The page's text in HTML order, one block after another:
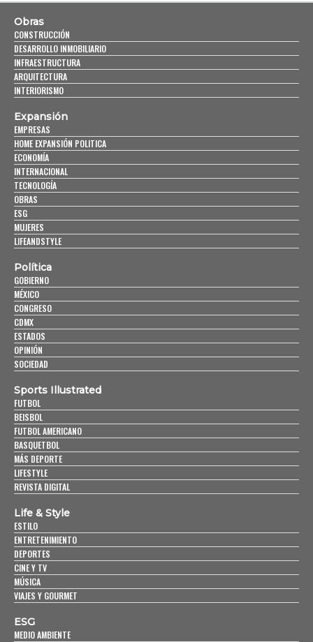
Obras
CONSTRUCCIÓN
DESARROLLO INMOBILIARIO
INFRAESTRUCTURA
ARQUITECTURA
INTERIORISMO
Expansión
EMPRESAS
HOME EXPANSIÓN POLITICA
ECONOMÍA
INTERNACIONAL
TECNOLOGÍA
OBRAS
ESG
MUJERES
LIFEANDSTYLE
Política
GOBIERNO
MÉXICO
CONGRESO
CDMX
ESTADOS
OPINIÓN
SOCIEDAD
Sports Illustrated
FUTBOL
BEISBOL
FUTBOL AMERICANO
BASQUETBOL
MÁS DEPORTE
LIFESTYLE
REVISTA DIGITAL
Life & Style
ESTILO
ENTRETENIMIENTO
DEPORTES
CINE Y TV
MÚSICA
VIAJES Y GOURMET
ESG
MEDIO AMBIENTE